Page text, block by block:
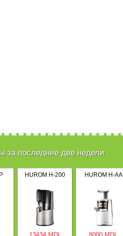
за последние две недели
HUROM H-200 HUROM H-AA